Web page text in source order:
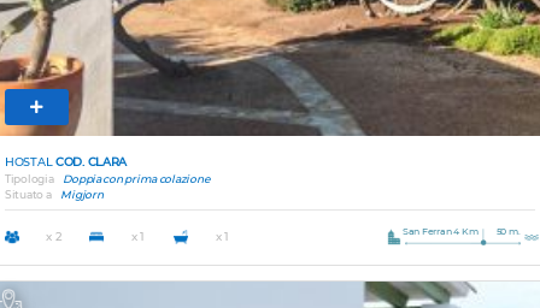
HOSTAL COD. CLARA
Tipologia
Doppia con prima colazione
Situato a
Migjorn
x 2 x 1 x 1 San Ferran 4 Km 50 m.